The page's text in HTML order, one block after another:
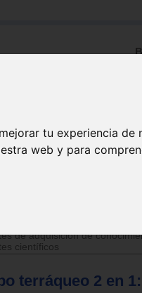
tu experiencia
web y para
de adquisición de
científicos
terráqueo 2 en